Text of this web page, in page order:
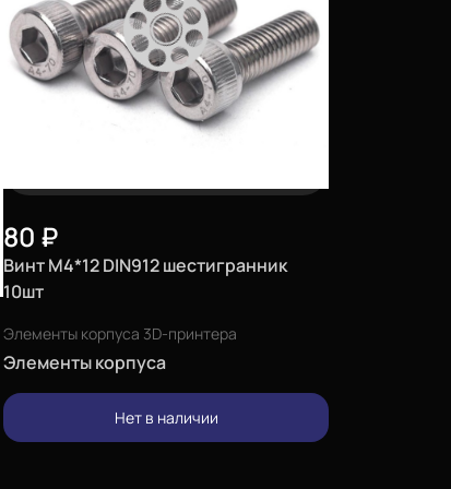
80 ₽
Винт М4*12 DIN912 шестигранник
10шт
Элементы корпуса 3D-принтера
Элементы корпуса
Нет в наличии